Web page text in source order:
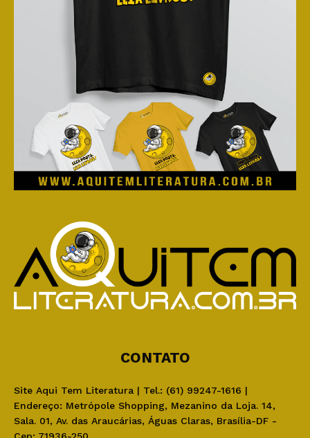
CONTATO
Site Aqui Tem Literatura | Tel.: (61) 99247-1616 |
Endereço: Metrópole Shopping, Mezanino da Loja. 14,
Sala. 01, Av. das Araucárias, Águas Claras, Brasília-DF -
Cep: 71936-250